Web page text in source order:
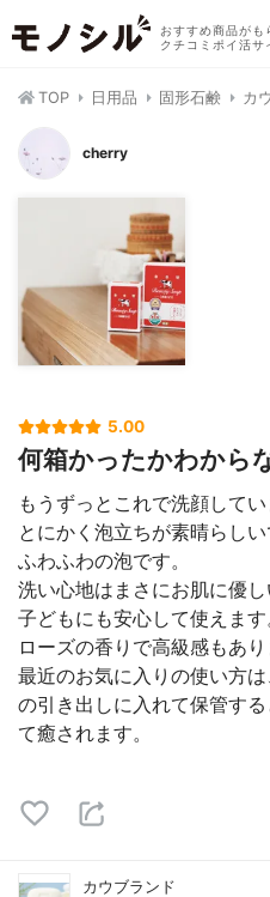
おすすめ商品がも
クチコミポイ活サ
TOP 日用品 固形石鹸 カ
cherry
5.00
何箱かったかわから
もうずっとこれで洗顔してい
とにかく泡立ちが素晴らしい
ふわふわの泡です。
洗い心地はまさにお肌に優し
子どもにも安心して使えます
ローズの香りで高級感もあり
最近のお気に入りの使い方
の引き出しに入れて保管す
て癒されます。
カウブランド